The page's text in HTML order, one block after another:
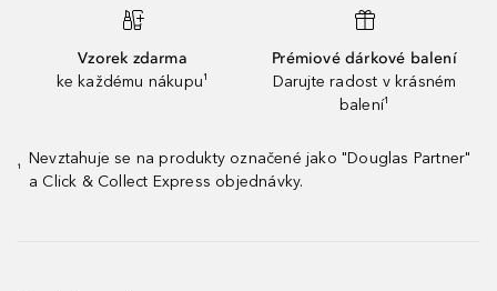
Vzorek zdarma
ke každému nákupu¹
Prémiové dárkové balení
Darujte radost v krásném
balení¹
¹
Nevztahuje se na produkty označené jako "Douglas Partner"
a Click & Collect Express objednávky.